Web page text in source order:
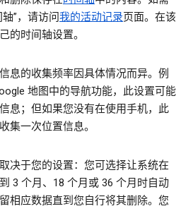
”，请访问我的活动记录页面。在该
的时间轴设置。
息的收集频率因具体情况而异。例
地图中的导航功能，此设置可能
息；但如果您没有在使用手机，此
集一次位置信息。
决于您的设置：您可选择让系统在
3 个月、18 个月或 36 个月时自动
相应数据直到您自行将其删除。您